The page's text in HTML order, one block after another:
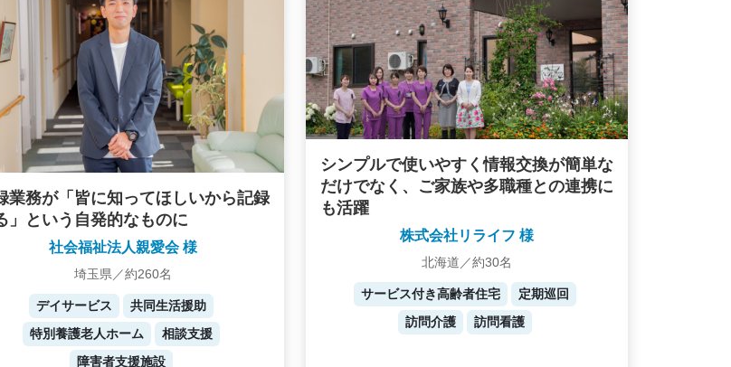
業務が「皆に知ってほしいから記録
」という自発的なものに
社会福祉法人親愛会 様
埼玉県／約260名
デイサービス
共同生活援助
特別養護老人ホーム
相談支援
障害者支援施設
シンプルで使いやすく情報交換が簡単な
だけでなく、ご家族や多職種との連携に
も活躍
株式会社リライフ 様
北海道／約30名
サービス付き高齢者住宅
定期巡回
訪問介護
訪問看護